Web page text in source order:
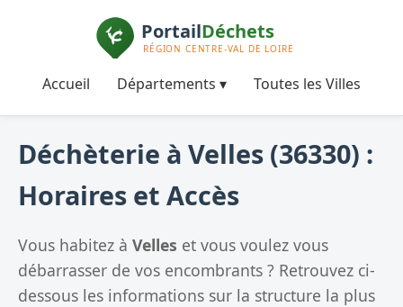
Accueil Départements ▾ Toutes les Villes
Déchèterie à Velles (36330) :
Horaires et Accès
Vous habitez à Velles et vous voulez vous
débarrasser de vos encombrants ? Retrouvez ci-
dessous les informations sur la structure la plus